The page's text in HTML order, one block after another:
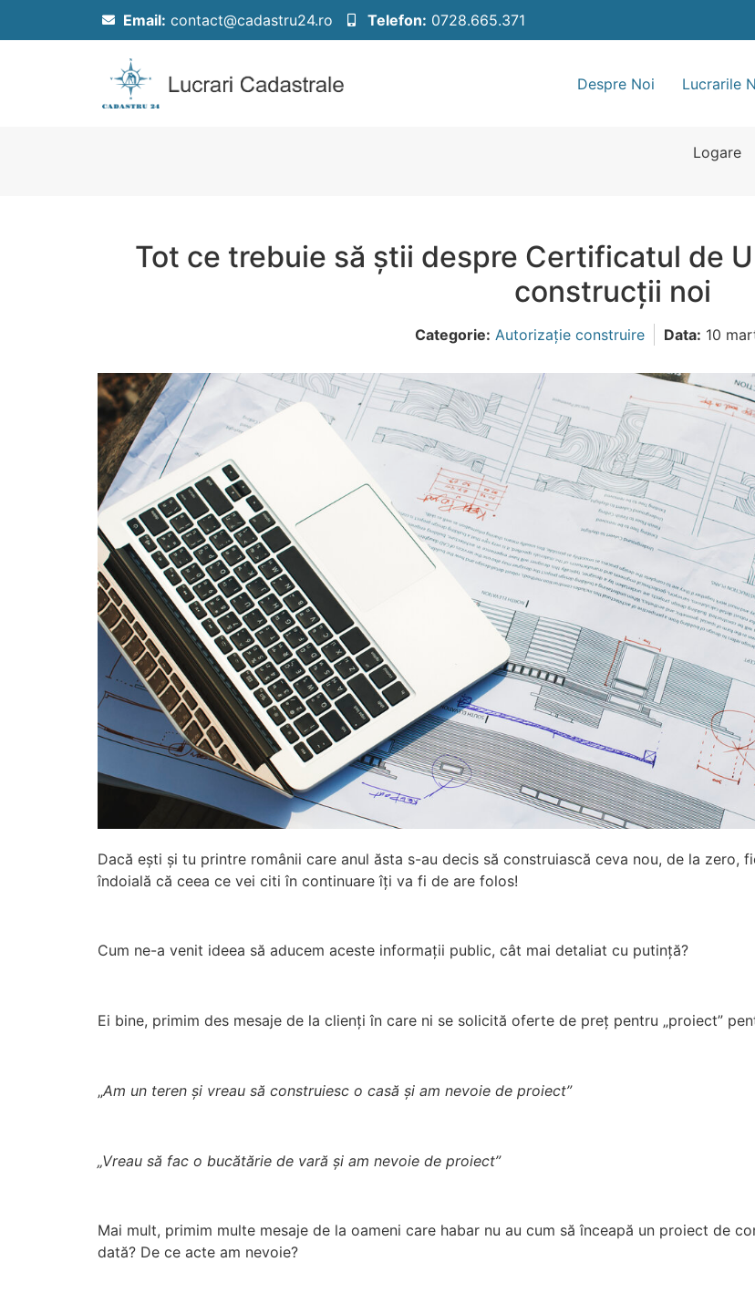
Email: contact@cadastru24.ro Telefon: 0728.665.371
Despre Noi Lucrarile
Logare
Tot ce trebuie să știi despre Certificatul de
construcții noi
Categorie: Autorizație construire Data: 10
Dacă ești și tu printre românii care anul ăsta s-au decis să construiască ceva nou, de la zero,
îndoială că ceea ce vei citi în continuare îți va fi de are folos!
Cum ne-a venit ideea să aducem aceste informații public, cât mai detaliat cu putință?
Ei bine, primim des mesaje de la clienți în care ni se solicită oferte de preț pentru „proiect”
„Am un teren și vreau să construiesc o casă și am nevoie de proiect”
„Vreau să fac o bucătărie de vară și am nevoie de proiect”
Mai mult, primim multe mesaje de la oameni care habar nu au cum să înceapă un proiect de
dată? De ce acte am nevoie?